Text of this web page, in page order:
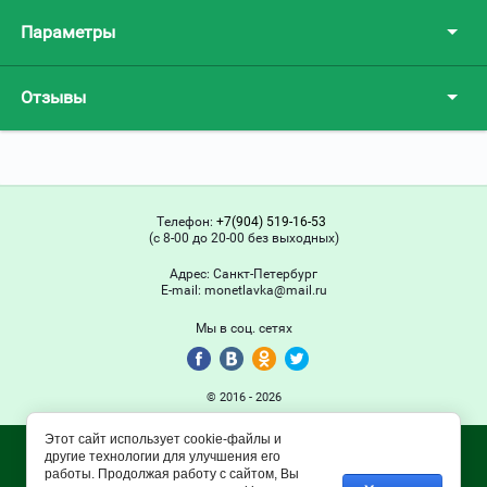
Параметры
Отзывы
Телефон: +7(904) 519-16-53
(с 8-00 до 20-00 без выходных)
Адрес: Санкт-Петербург
Е-mail: monetlavka@mail.ru
Мы в соц. сетях
© 2016 - 2026
Этот сайт использует cookie-файлы и
другие технологии для улучшения его
работы. Продолжая работу с сайтом, Вы